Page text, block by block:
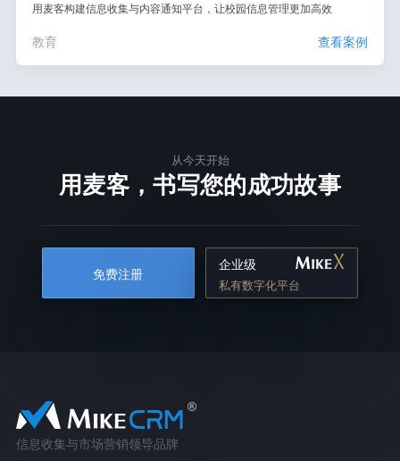
用麦客构建信息收集与内容通知平台，让校园信息管理更加高效
教育 查看案例
从今天开始
用麦客，书写您的成功故事
免费注册
企业级
私有数字化平台
信息收集与市场营销领导品牌